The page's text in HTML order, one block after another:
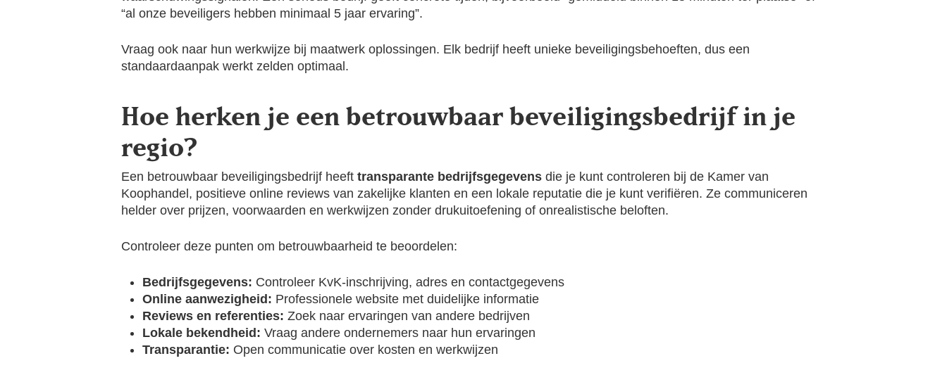
“al onze beveiligers hebben minimaal 5 jaar ervaring”.
Vraag ook naar hun werkwijze bij maatwerk oplossingen. Elk bedrijf heeft unieke beveiligingsbehoeften, dus een
standaardaanpak werkt zelden optimaal.
Hoe herken je een betrouwbaar beveiligingsbedrijf in je
regio?
Een betrouwbaar beveiligingsbedrijf heeft transparante bedrijfsgegevens die je kunt controleren bij de Kamer van
Koophandel, positieve online reviews van zakelijke klanten en een lokale reputatie die je kunt verifiëren. Ze communiceren
helder over prijzen, voorwaarden en werkwijzen zonder drukuitoefening of onrealistische beloften.
Controleer deze punten om betrouwbaarheid te beoordelen:
Bedrijfsgegevens: Controleer KvK-inschrijving, adres en contactgegevens
Online aanwezigheid: Professionele website met duidelijke informatie
Reviews en referenties: Zoek naar ervaringen van andere bedrijven
Lokale bekendheid: Vraag andere ondernemers naar hun ervaringen
Transparantie: Open communicatie over kosten en werkwijzen